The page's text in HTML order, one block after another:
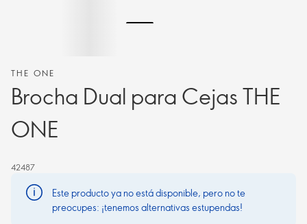
THE ONE
Brocha Dual para Cejas THE
ONE
42487
Este producto ya no está disponible, pero no te
preocupes: ¡tenemos alternativas estupendas!